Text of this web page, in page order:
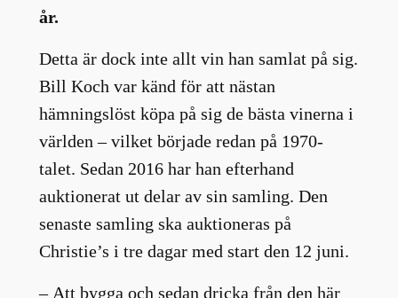
år.
Detta är dock inte allt vin han samlat på sig.
Bill Koch var känd för att nästan
hämningslöst köpa på sig de bästa vinerna i
världen – vilket började redan på 1970-
talet. Sedan 2016 har han efterhand
auktionerat ut delar av sin samling. Den
senaste samling ska auktioneras på
Christie’s i tre dagar med start den 12 juni.
– Att bygga och sedan dricka från den här